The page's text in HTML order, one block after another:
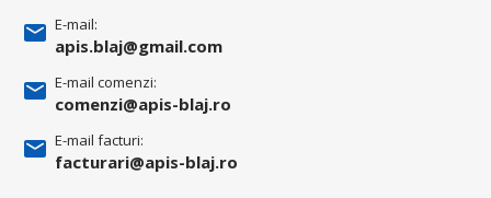
E-mail:
apis.blaj@gmail.com
E-mail comenzi:
comenzi@apis-blaj.ro
E-mail facturi:
facturari@apis-blaj.ro